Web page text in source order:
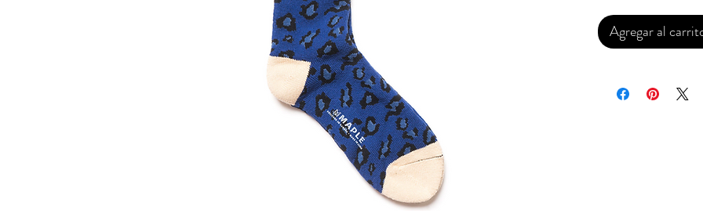
Agregar al